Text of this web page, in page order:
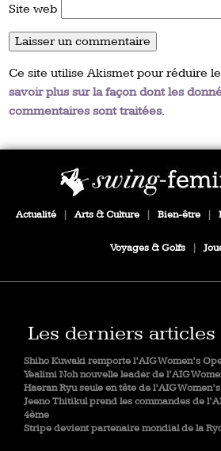
Site web
Ce site utilise Akismet pour réduire
savoir plus sur la façon dont les
commentaires sont traitées.
Actualité Arts & Culture Bien-être
Voyages & Golfs
Les derniers articles
Shiho Kuwaki remporte l’AIG Women’s
Yealimi Noh nouvelle leader de l’AIG
Haeran Ryu seule en tête de l’AIG
Jeeno Thitikul prend les commandes de
4ème
Stripe devient partenaire mondial de la